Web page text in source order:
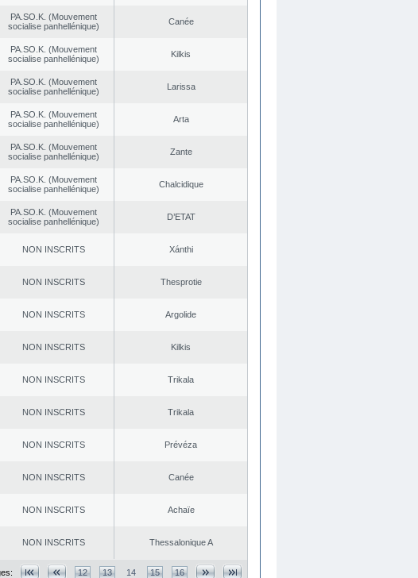
PA.SO.K. (Mouvement
socialise panhellénique)
Canée
PA.SO.K. (Mouvement
socialise panhellénique)
Kilkis
PA.SO.K. (Mouvement
socialise panhellénique)
Larissa
PA.SO.K. (Mouvement
socialise panhellénique)
Arta
PA.SO.K. (Mouvement
socialise panhellénique)
Zante
PA.SO.K. (Mouvement
socialise panhellénique)
Chalcidique
PA.SO.K. (Mouvement
socialise panhellénique)
D’ETAT
NON INSCRITS Xánthi
NON INSCRITS Thesprotie
NON INSCRITS Argolide
NON INSCRITS Kilkis
NON INSCRITS Trikala
NON INSCRITS Trikala
NON INSCRITS Prévéza
NON INSCRITS Canée
NON INSCRITS Achaïe
NON INSCRITS Thessalonique A
12 13 14 15 16